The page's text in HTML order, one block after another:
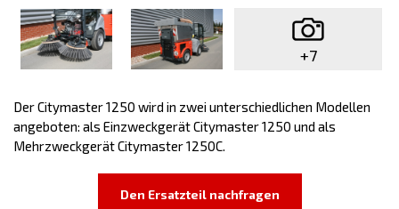
+7
Der Citymaster 1250 wird in zwei unterschiedlichen Modellen
angeboten: als Einzweckgerät Citymaster 1250 und als
Mehrzweckgerät Citymaster 1250C.
Den Ersatzteil nachfragen